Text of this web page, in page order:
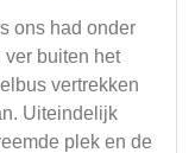
ons had onder
buiten het
vertrekken
Uiteindelijk
plek en de